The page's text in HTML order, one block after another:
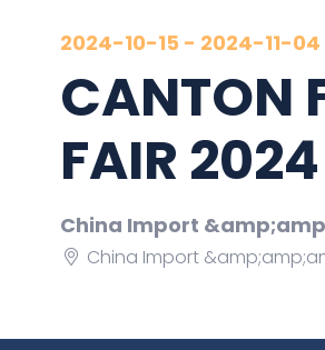
2024-10-15 - 2024-11-04
CANTON
FAIR 2024
China Import
China Import